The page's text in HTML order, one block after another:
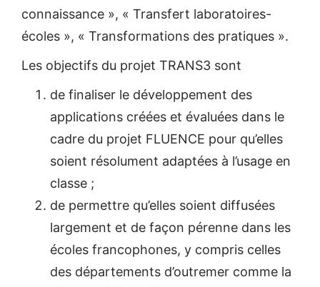
connaissance », « Transfert laboratoires-
écoles », « Transformations des pratiques ».
Les objectifs du projet TRANS3 sont
de finaliser le développement des
applications créées et évaluées dans le
cadre du projet FLUENCE pour qu’elles
soient résolument adaptées à l’usage en
classe ;
de permettre qu’elles soient diffusées
largement et de façon pérenne dans les
écoles francophones, y compris celles
des départements d’outremer comme la